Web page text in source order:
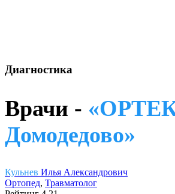
Диагностика
Врачи -
Домодедово»
Кульнев Илья Александрович
Ортопед, Травматолог